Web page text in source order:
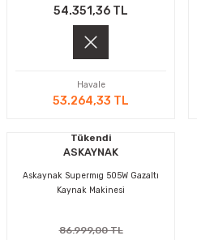
54.351,36 TL
Havale
53.264,33 TL
Tükendi
ASKAYNAK
Askaynak Supermıg 505W Gazaltı
Kaynak Makinesi
86.999,00 TL